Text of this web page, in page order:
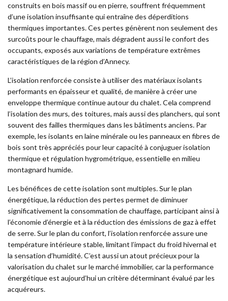
construits en bois massif ou en pierre, souffrent fréquemment
d’une isolation insuffisante qui entraîne des déperditions
thermiques importantes. Ces pertes génèrent non seulement des
surcoûts pour le chauffage, mais dégradent aussi le confort des
occupants, exposés aux variations de température extrêmes
caractéristiques de la région d’Annecy.
L’isolation renforcée consiste à utiliser des matériaux isolants
performants en épaisseur et qualité, de manière à créer une
enveloppe thermique continue autour du chalet. Cela comprend
l’isolation des murs, des toitures, mais aussi des planchers, qui sont
souvent des failles thermiques dans les bâtiments anciens. Par
exemple, les isolants en laine minérale ou les panneaux en fibres de
bois sont très appréciés pour leur capacité à conjuguer isolation
thermique et régulation hygrométrique, essentielle en milieu
montagnard humide.
Les bénéfices de cette isolation sont multiples. Sur le plan
énergétique, la réduction des pertes permet de diminuer
significativement la consommation de chauffage, participant ainsi à
l’économie d’énergie et à la réduction des émissions de gaz à effet
de serre. Sur le plan du confort, l’isolation renforcée assure une
température intérieure stable, limitant l’impact du froid hivernal et
la sensation d’humidité. C’est aussi un atout précieux pour la
valorisation du chalet sur le marché immobilier, car la performance
énergétique est aujourd’hui un critère déterminant évalué par les
acquéreurs.